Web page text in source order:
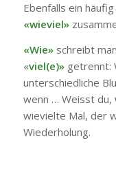
Ebenfalls ein
«wieviel»
«Wie»schreibt
«viel(e)»getrennt:
unterschiedliche
wenn … Weisst du,
wievielte Mal, der
Wiederholung.